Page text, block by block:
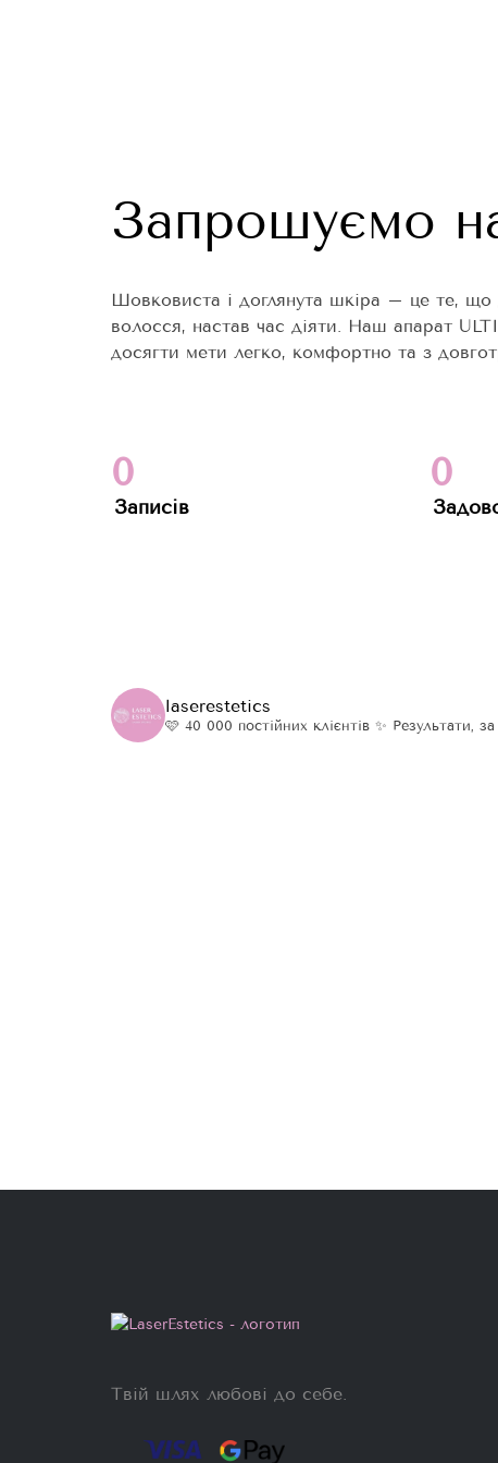
Запрошуємо
Шовковиста і доглянута шкіра – це те, що
волосся, настав час діяти. Наш апарат
досягти мети легко, комфортно та з
0
Записів
0
laserestetics
🩷 40 000 постійних клієнтів ✨ Результати,
Твій шлях любові до себе.